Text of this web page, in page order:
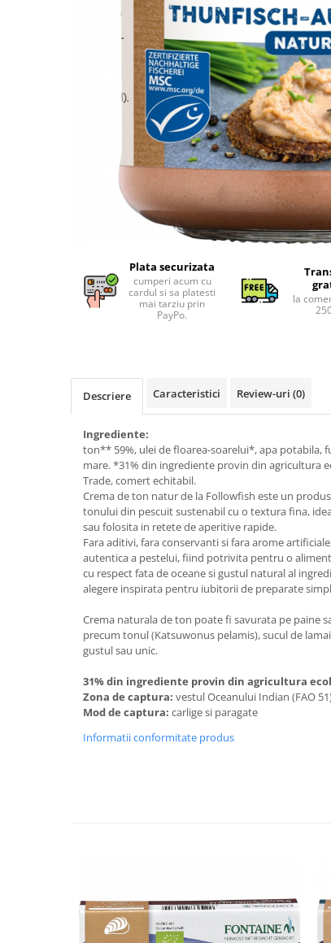
Ciocolata, cacao si cafea
Condimente si supe bio
Sare si mixuri de sare
Creme bio din nuci si alune
Gemuri si dulceata bio
Dulciuri si batoane bio
Batoane bio cu fructe
Biscuiti si napolitane bio
Bomboane bio
Guma de mestecat bio
Sticksuri, chipsuri si covrigei
Fructe, nuci, alune si seminte
Fructe bio uscate
Seminte bio din plante oleaginoase
Seminte bio pentru germinat
Plata securizata
cumperi acum cu
cardul si sa platesti
mai tarziu prin
PayPo.
la
Descriere Caracteristici Review-uri (0)
Ingrediente:
ton** 59%, ulei de floarea-soarelui*, apa potabila,
mare. *31% din ingrediente provin din agricultura
Trade, comert echitabil.
Crema de ton natur de la Followfish este un
tonului din pescuit sustenabil cu o textura fina,
sau folosita in retete de aperitive rapide.
Fara aditivi, fara conservanti si fara arome
autentica a pestelui, fiind potrivita pentru o
cu respect fata de oceane si gustul natural al
alegere inspirata pentru iubitorii de preparate
Crema naturala de ton poate fi savurata pe paine
precum tonul (Katsuwonus pelamis), sucul de
gustul sau unic.
31% din ingrediente provin din agricultura
Zona de captura: vestul Oceanului Indian (FAO
Mod de captura: carlige si paragate
Informatii conformitate produs